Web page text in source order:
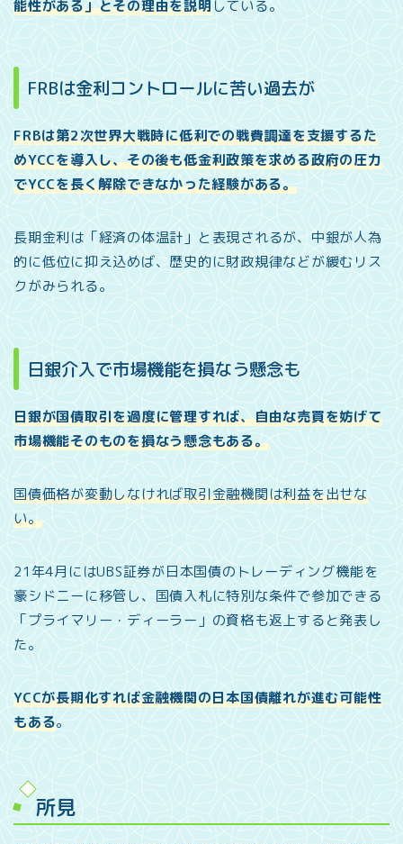
能性がある」とその理由を説明している。
FRBは金利コントロールに苦い過去が
FRBは第2次世界大戦時に低利での戦費調達を支援するた
めYCCを導入し、その後も低金利政策を求める政府の圧力
でYCCを長く解除できなかった経験がある。
長期金利は「経済の体温計」と表現されるが、中銀が人為
的に低位に抑え込めば、歴史的に財政規律などが緩むリス
クがみられる。
日銀介入で市場機能を損なう懸念も
日銀が国債取引を過度に管理すれば、自由な売買を妨げて
市場機能そのものを損なう懸念もある。
国債価格が変動しなければ取引金融機関は利益を出せな
い。
21年4月にはUBS証券が日本国債のトレーディング機能を
豪シドニーに移管し、国債入札に特別な条件で参加できる
「プライマリー・ディーラー」の資格も返上すると発表し
た。
YCCが長期化すれば金融機関の日本国債離れが進む可能性
もある。
所見